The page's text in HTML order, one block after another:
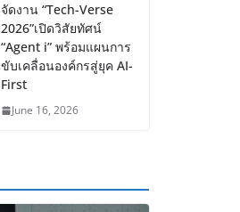
จัดงาน “Tech-Verse
2026”เปิดวิสัยทัศน์
“Agent i” พร้อมแผนการ
ขับเคลื่อนองค์กรสู่ยุค AI-
First
June 16, 2026